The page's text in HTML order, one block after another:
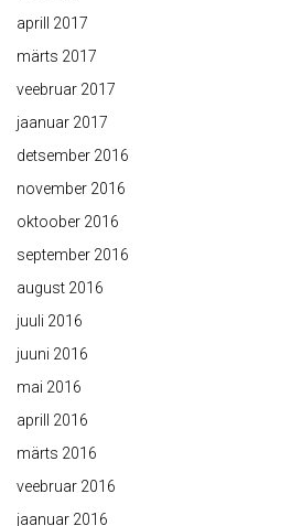
aprill 2017
märts 2017
veebruar 2017
jaanuar 2017
detsember 2016
november 2016
oktoober 2016
september 2016
august 2016
juuli 2016
juuni 2016
mai 2016
aprill 2016
märts 2016
veebruar 2016
jaanuar 2016